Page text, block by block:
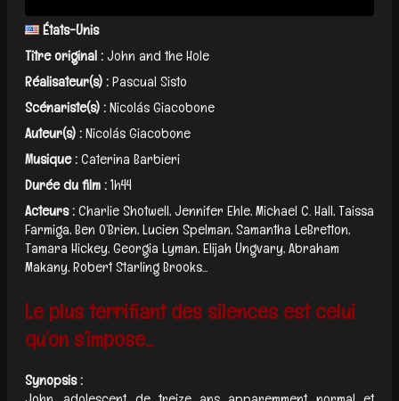
États-Unis
Titre original :John and the Hole
Réalisateur(s) :Pascual Sisto
Scénariste(s) :Nicolás Giacobone
Auteur(s) :Nicolás Giacobone
Musique :Caterina Barbieri
Durée du film :1h44
Acteurs :Charlie Shotwell, Jennifer Ehle, Michael C. Hall, Taissa
Farmiga, Ben O’Brien, Lucien Spelman, Samantha LeBretton,
Tamara Hickey, Georgia Lyman, Elijah Ungvary, Abraham
Makany, Robert Starling Brooks...
Le plus terrifiant des silences est celui
qu’on s’impose...
Synopsis :